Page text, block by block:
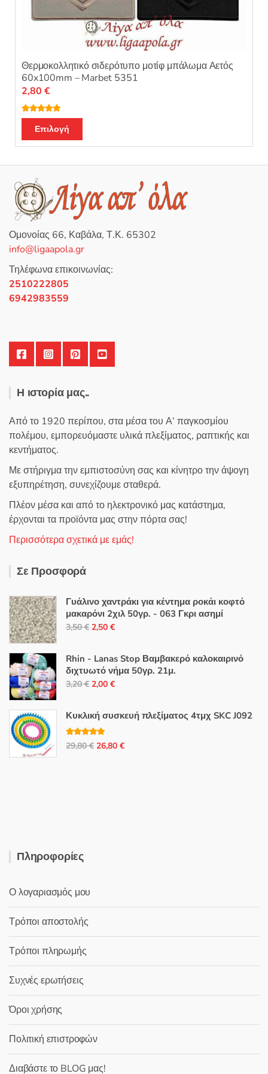
Θερμοκολλητικό σιδερότυπο μοτίφ μπάλωμα Αετός
60x100mm – Marbet 5351
Βαθμολογή
θηκε με5.00
από 5
2,80 €
Επιλογή
το
έχει
παραλλαγές.
Οι
μπορούν
να
επιλεγούν
Ομονοίας 66, Καβάλα, Τ.Κ. 65302
info@ligaapola.gr
Τηλέφωνα επικοινωνίας:
2510222805
6942983559
Η ιστορία μας..
Από το 1920 περίπου, στα μέσα του Α’ παγκοσμίου
πολέμου, εμπορευόμαστε υλικά πλεξίματος, ραπτικής και
κεντήματος.
Με στήριγμα την εμπιστοσύνη σας και κίνητρο την άψογη
εξυπηρέτηση, συνεχίζουμε σταθερά.
Πλέον μέσα και από το ηλεκτρονικό μας κατάστημα,
έρχονται τα προϊόντα μας στην πόρτα σας!
Περισσότερα σχετικά με εμάς!
Σε Προσφορά
Γυάλινο χαντράκι για κέντημα ροκάι κοφτό
μακαρόνι 2χιλ 50γρ. - 063 Γκρι ασημί
3,50€ Original
was:
3,50 €.
2,50 €Η
τιμή
είναι:
2,50 €.
Rhin - Lanas Stop Βαμβακερό καλοκαιρινό
διχτυωτό νήμα 50γρ. 21μ.
3,20€ Original
was:
3,20 €.
2,00 €Η
τιμή
2,00 €.
Κυκλική συσκευή πλεξίματος 4τμχ SKC J092
Βαθμολογή
θηκε με5.00
29,80€ Original
26,80 €Η
Πληροφορίες
Ο λογαριασμός μου
Τρόποι αποστολής
Τρόποι πληρωμής
Συχνές ερωτήσεις
Όροι χρήσης
Πολιτική επιστροφών
Διαβάστε το BLOG μας!